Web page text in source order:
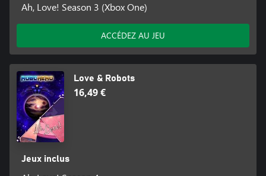
Ah, Love! Season 3 (Xbox One)
ACCÉDEZ AU JEU
Love & Robots
16,49 €
Jeux inclus